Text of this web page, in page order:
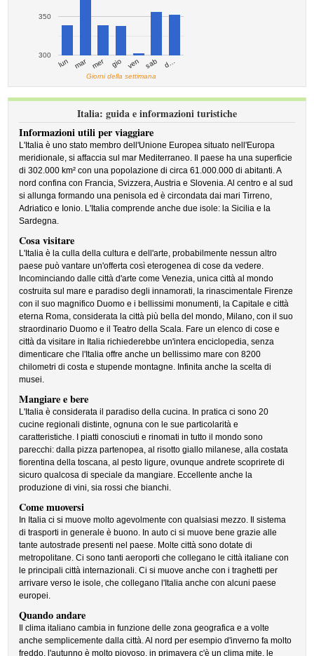
lun mar mer gio ven sab d…
300
350
Giorni della settimana
Italia: guida e informazioni turistiche
Informazioni utili per viaggiare
L'Italia è uno stato membro dell'Unione Europea situato nell'Europa
meridionale, si affaccia sul mar Mediterraneo. Il paese ha una superficie
di 302.000 km² con una popolazione di circa 61.000.000 di abitanti. A
nord confina con Francia, Svizzera, Austria e Slovenia. Al centro e al sud
si allunga formando una penisola ed è circondata dai mari Tirreno,
Adriatico e Ionio. L'Italia comprende anche due isole: la Sicilia e la
Sardegna.
Cosa visitare
L'Italia è la culla della cultura e dell'arte, probabilmente nessun altro
paese può vantare un'offerta così eterogenea di cose da vedere.
Incominciando dalle città d'arte come Venezia, unica città al mondo
costruita sul mare e paradiso degli innamorati, la rinascimentale Firenze
con il suo magnifico Duomo e i bellissimi monumenti, la Capitale e città
eterna Roma, considerata la città più bella del mondo, Milano, con il suo
straordinario Duomo e il Teatro della Scala. Fare un elenco di cose e
città da visitare in Italia richiederebbe un'intera enciclopedia, senza
dimenticare che l'Italia offre anche un bellissimo mare con 8200
chilometri di costa e stupende montagne. Infinita anche la scelta di
musei.
Mangiare e bere
L'Italia è considerata il paradiso della cucina. In pratica ci sono 20
cucine regionali distinte, ognuna con le sue particolarità e
caratteristiche. I piatti conosciuti e rinomati in tutto il mondo sono
parecchi: dalla pizza partenopea, al risotto giallo milanese, alla costata
fiorentina della toscana, al pesto ligure, ovunque andrete scoprirete di
sicuro qualcosa di speciale da mangiare. Eccellente anche la
produzione di vini, sia rossi che bianchi.
Come muoversi
In Italia ci si muove molto agevolmente con qualsiasi mezzo. Il sistema
di trasporti in generale è buono. In auto ci si muove bene grazie alle
tante autostrade presenti nel paese. Molte città sono dotate di
metropolitane. Ci sono tanti aeroporti che collegano le città italiane con
le principali città internazionali. Ci si muove anche con i traghetti per
arrivare verso le isole, che collegano l'Italia anche con alcuni paese
europei.
Quando andare
Il clima italiano cambia in funzione delle zona geografica e a volte
anche semplicemente dalla città. Al nord per esempio d'inverno fa molto
freddo, l'autunno è molto piovoso, in primavera c'è un clima mite, le